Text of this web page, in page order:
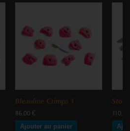
Bleauline Crimps 1
86,00 €
Ajouter au panier